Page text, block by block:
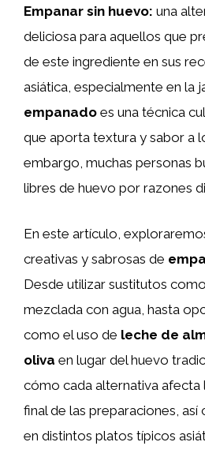
Empanar sin huevo: una
deliciosa para aquellos que
de este ingrediente en sus
asiática, especialmente en la
empanado es una técnica
que aporta textura y sabor a
embargo, muchas personas
libres de huevo por razones
En este artículo,
creativas y sabrosas de
Desde utilizar sustitutos
mezclada con agua, hasta
como el uso de leche de
oliva en lugar del huevo
cómo cada alternativa afecta
final de las preparaciones,
en distintos platos típicos